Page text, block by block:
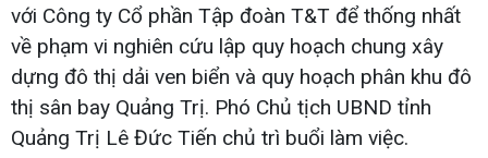
với Công ty Cổ phần Tập đoàn T&T để thống nhất
về phạm vi nghiên cứu lập quy hoạch chung xây
dựng đô thị dải ven biển và quy hoạch phân khu đô
thị sân bay Quảng Trị. Phó Chủ tịch UBND tỉnh
Quảng Trị Lê Đức Tiến chủ trì buổi làm việc.